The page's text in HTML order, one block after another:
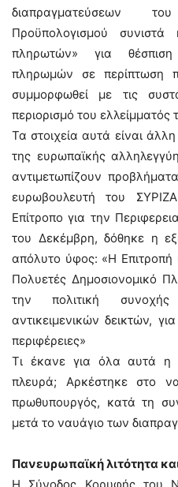
διαπραγματεύσεων
Προϋπολογισμού
πληρωτών» για
πληρωμών σε περίπτωση
συμμορφωθεί με τις
περιορισμό του ελλείμματός
Τα στοιχεία αυτά είναι
της ευρωπαϊκής
αντιμετωπίζουν
ευρωβουλευτή του
Επίτροπο για την
του Δεκέμβρη, δόθηκε η
απόλυτο ύφος: «Η Επιτροπή
Πολυετές Δημοσιονομικό
την πολιτική συνοχής
αντικειμενικών δεικτών,
περιφέρειες»
Τι έκανε για όλα αυτά η
πλευρά; Αρκέστηκε στο
πρωθυπουργός, κατά τη
μετά το ναυάγιο των
Πανευρωπαϊκή λιτότητα